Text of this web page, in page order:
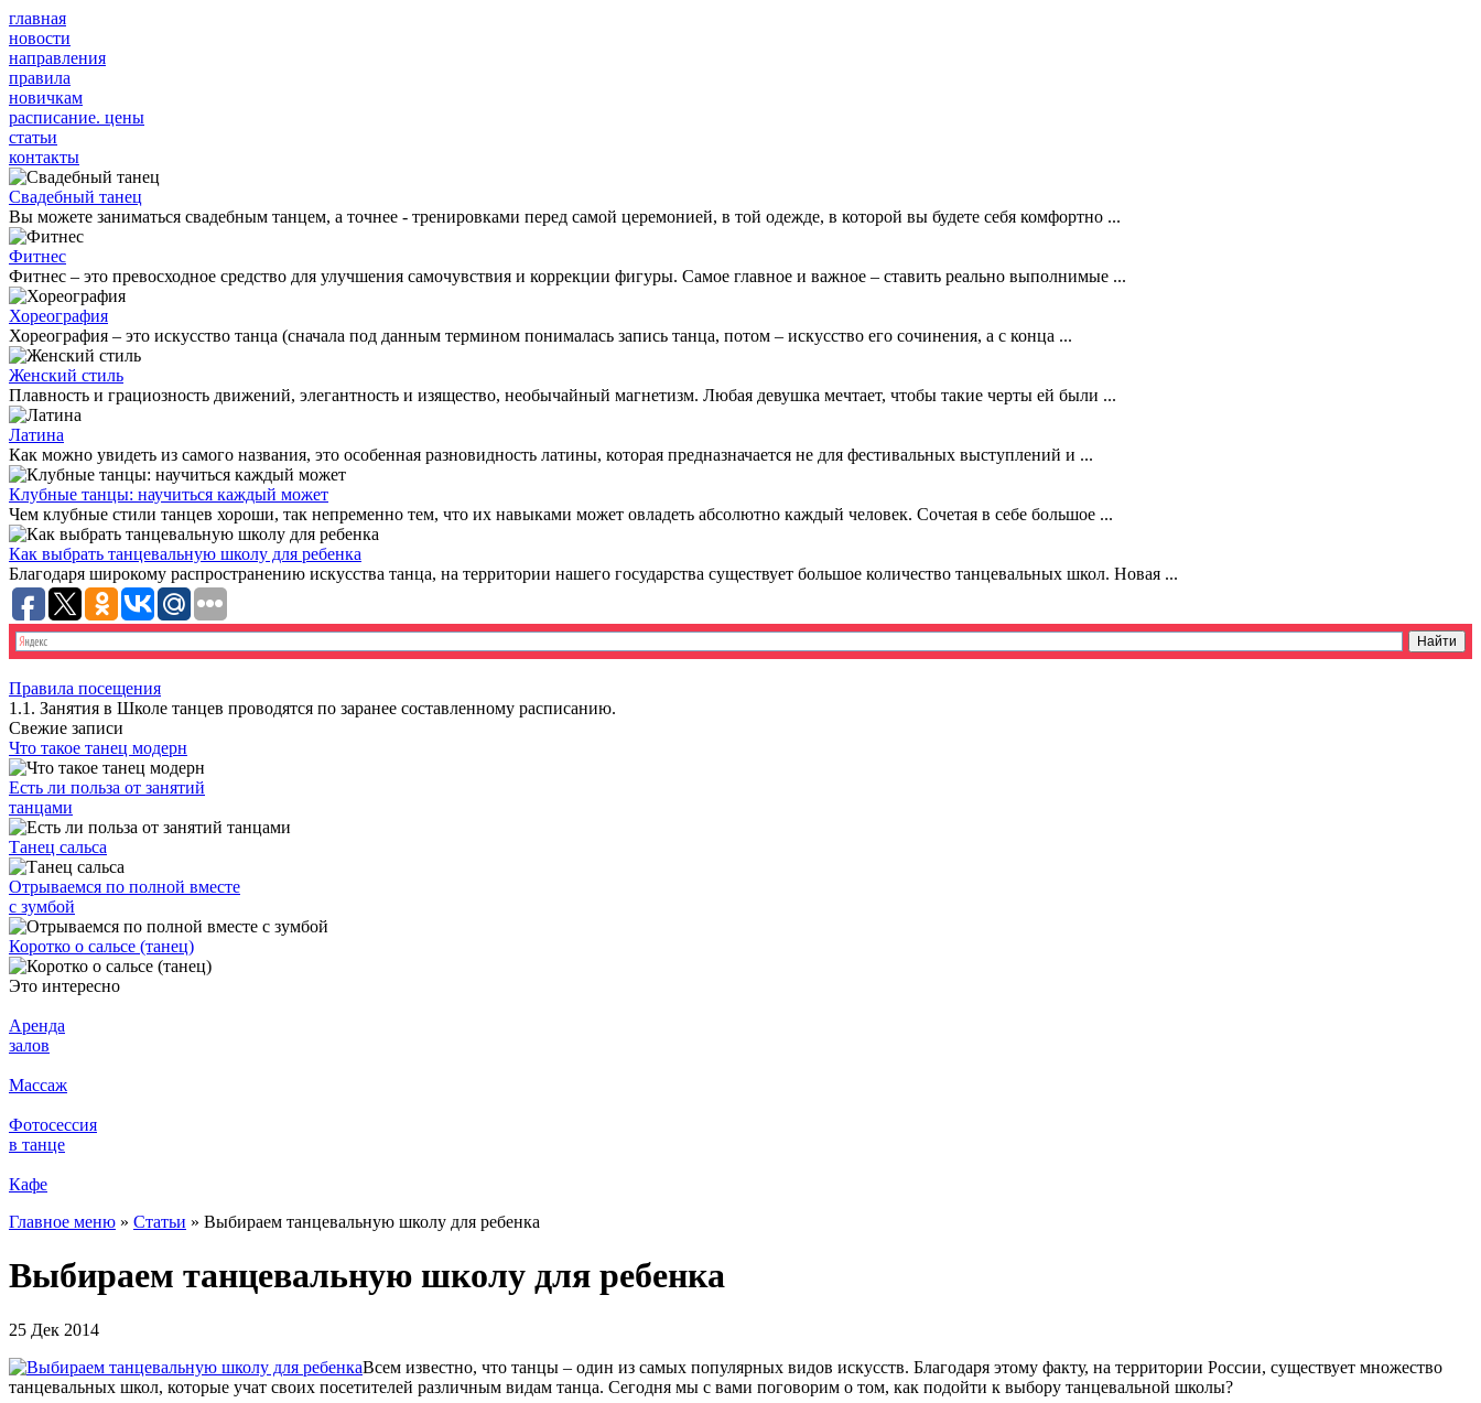
главная
новости
направления
правила
новичкам
расписание. цены
статьи
контакты
Свадебный танец
Вы можете заниматься свадебным танцем, а точнее - тренировками перед самой церемонией, в той одежде, в которой вы будете себя комфортно ...
Фитнес
Фитнес – это превосходное средство для улучшения самочувствия и коррекции фигуры. Самое главное и важное – ставить реально выполнимые ...
Хореография
Хореография – это искусство танца (сначала под данным термином понималась запись танца, потом – искусство его сочинения, а с конца ...
Женский стиль
Плавность и грациозность движений, элегантность и изящество, необычайный магнетизм. Любая девушка мечтает, чтобы такие черты ей были ...
Латина
Как можно увидеть из самого названия, это особенная разновидность латины, которая предназначается не для фестивальных выступлений и ...
Клубные танцы: научиться каждый может
Чем клубные стили танцев хороши, так непременно тем, что их навыками может овладеть абсолютно каждый человек. Сочетая в себе большое ...
Как выбрать танцевальную школу для ребенка
Благодаря широкому распространению искусства танца, на территории нашего государства существует большое количество танцевальных школ. Новая ...
Правила посещения
1.1. Занятия в Школе танцев проводятся по заранее составленному расписанию.
Свежие записи
Что такое танец модерн
Есть ли польза от занятий
танцами
Танец сальса
Отрываемся по полной вместе
с зумбой
Коротко о сальсе (танец)
Это интересно
Аренда
залов
Массаж
Фотосессия
в танце
Кафе
Главное меню » Статьи » Выбираем танцевальную школу для ребенка
Выбираем танцевальную школу для ребенка
25 Дек 2014
Всем известно, что танцы – один из самых популярных видов искусств. Благодаря этому факту, на территории России, существует множество
танцевальных школ, которые учат своих посетителей различным видам танца. Сегодня мы с вами поговорим о том, как подойти к выбору танцевальной школы?